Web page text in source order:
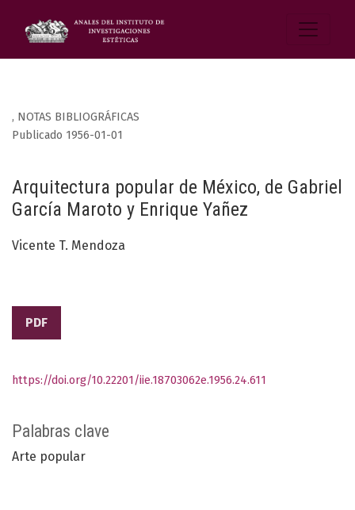
, NOTAS BIBLIOGRÁFICAS
Arquitectura popular de México, de Gabriel
García Maroto y Enrique Yañez
Publicado 1956-01-01
Vicente T. Mendoza
PDF
Palabras clave
Arte popular
https://doi.org/10.22201/iie.18703062e.1956.24.611